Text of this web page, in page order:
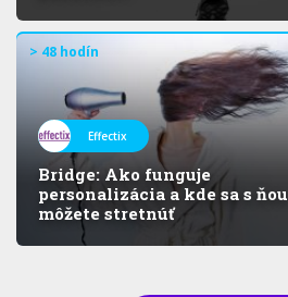
> 48 hodín
Effectix
Bridge: Ako funguje
personalizácia a kde sa s ňou
môžete stretnúť